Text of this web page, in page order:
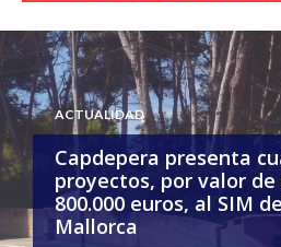
ACTUALIDAD
Capdepera presenta
proyectos, por valor de
800.000 euros, al SIM
Mallorca